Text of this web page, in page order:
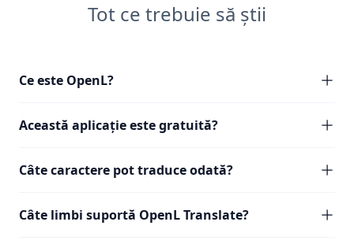
Tot ce trebuie să știi
Ce este OpenL?
Această aplicație este gratuită?
Câte caractere pot traduce odată?
Câte limbi suportă OpenL Translate?